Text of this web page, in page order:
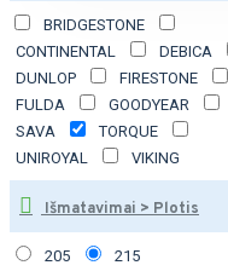
BRIDGESTONE
CONTINENTAL
DEBICA
DUNLOP
FIRESTONE
FULDA
GOODYEAR
SAVA
TORQUE
UNIROYAL
VIKING
Išmatavimai > Plotis
205 215